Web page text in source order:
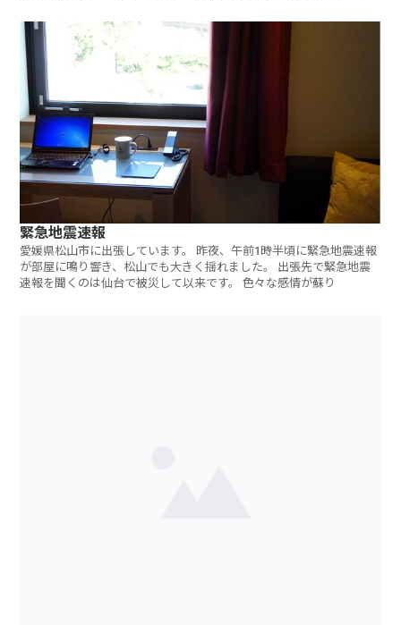
緊急地震速報
愛媛県松山市に出張しています。 昨夜、午前1時半頃に緊急地震速報
が部屋に鳴り響き、松山でも大きく揺れました。 出張先で緊急地震
速報を聞くのは仙台で被災して以来です。 色々な感情が蘇り